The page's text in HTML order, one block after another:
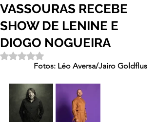
VASSOURAS RECEBE
SHOW DE LENINE E
DIOGO NOGUEIRA
Avaliado com NaN de 5 estrelas.
Fotos: Léo Aversa/Jairo Goldflus